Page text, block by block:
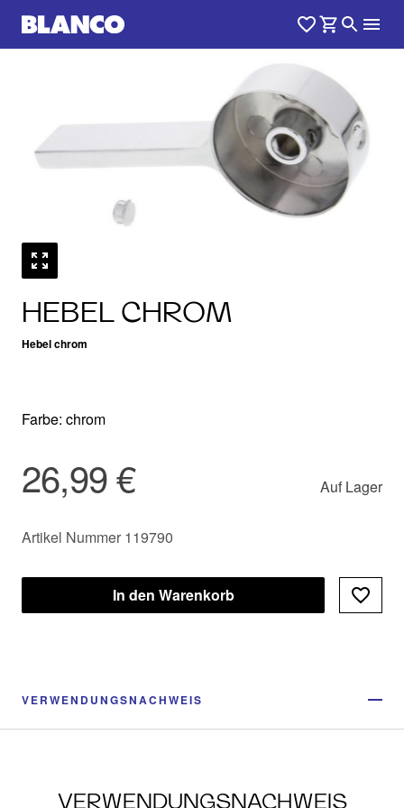
HEBEL CHROM
Hebel chrom
Farbe: chrom
26,99 € Auf Lager
Artikel Nummer 119790
In den Warenkorb
VERWENDUNGSNACHWEIS
VERWENDUNGSNACHWEIS